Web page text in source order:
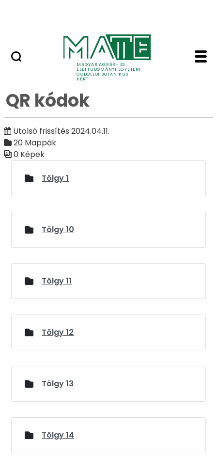
MAGYAR AGRÁR- ÉS
ÉLETTUDOMÁNYI EGYETEM
GÖDÖLLŐI BOTANIKUS
KERT
QR kódok - Galéria -
Galéria
QR kódok
Utolsó frissítés 2024.04.11.
20 Mappák
0 Képek
Tölgy 1
Tölgy 10
Tölgy 11
Tölgy 12
Tölgy 13
Tölgy 14